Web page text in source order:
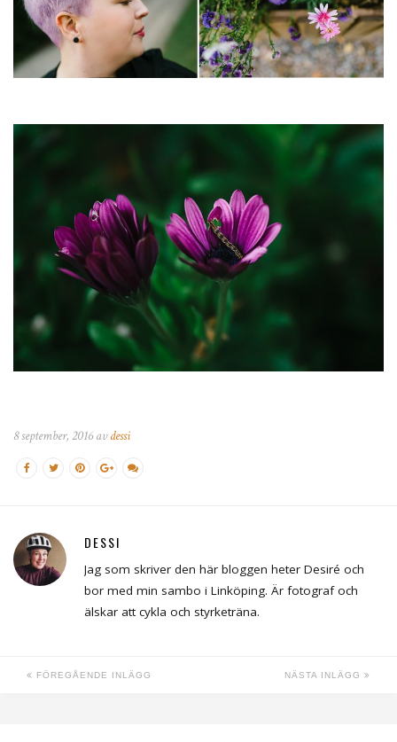
8 september, 2016 avdessi
DESSI
Jag som skriver den här bloggen heter Desiré och
bor med min sambo i Linköping. Är fotograf och
älskar att cykla och styrketräna.
FÖREGÅENDE INLÄGG NÄSTA INLÄGG